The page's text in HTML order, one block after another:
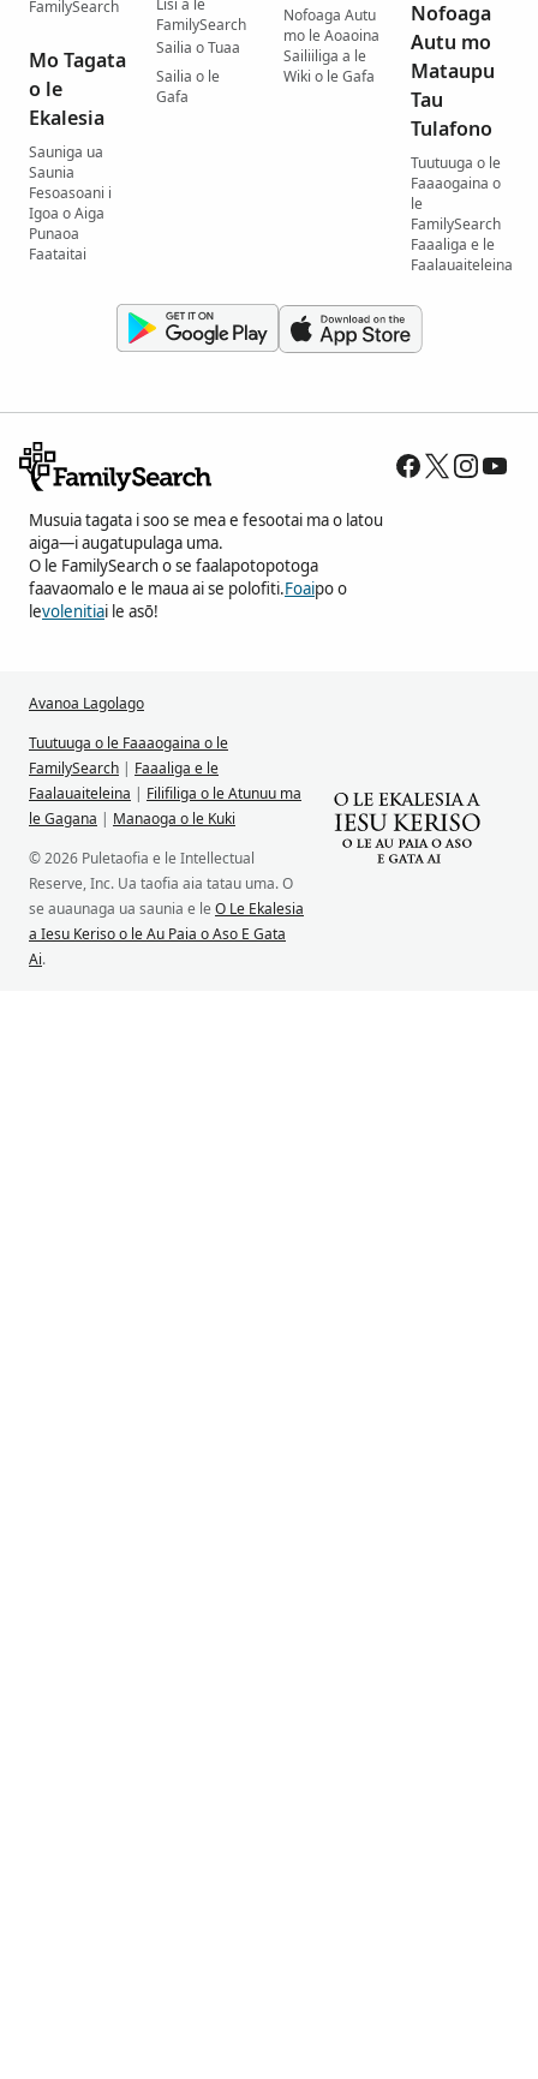
FamilySearch
Mo Tagata
o le
Ekalesia
Sauniga ua
Saunia
Fesoasoani i
Igoa o Aiga
Punaoa
Faataitai
Lisi a le
FamilySearch
Sailia o Tuaa
Sailia o le
Gafa
Nofoaga Autu
mo le Aoaoina
Sailiiliga a le
Wiki o le Gafa
Nofoaga
Autu mo
Mataupu
Tau
Tulafono
Tuutuuga o le
Faaaogaina o
le
FamilySearch
Faaaliga e le
Faalauaiteleina
Musuia tagata i soo se mea e fesootai ma o latou
aiga—i augatupulaga uma.
O le FamilySearch o se faalapotopotoga
faavaomalo e le maua ai se polofiti.Foaipo o
levolenitiai le asō!
Avanoa Lagolago
Tuutuuga o le Faaaogaina o le
FamilySearch | Faaaliga e le
Faalauaiteleina | Filifiliga o le Atunuu ma
le Gagana | Manaoga o le Kuki
© 2026 Puletaofia e le Intellectual
Reserve, Inc. Ua taofia aia tatau uma. O
se auaunaga ua saunia e le O Le Ekalesia
a Iesu Keriso o le Au Paia o Aso E Gata
Ai.